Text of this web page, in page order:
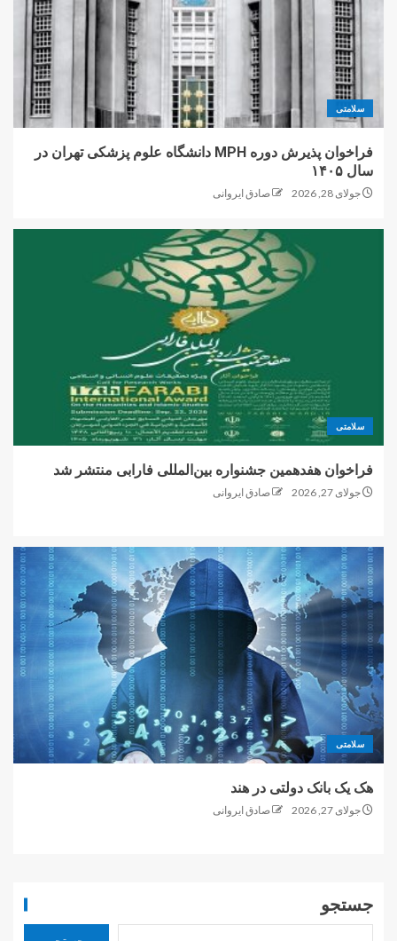
سلامتی
فراخوان پذیرش دوره MPH دانشگاه علوم پزشکی تهران در
سال ۱۴۰۵
جولای 28, 2026 صادق ایروانی
سلامتی
فراخوان هفدهمین جشنواره بین‌المللی فارابی منتشر شد
جولای 27, 2026 صادق ایروانی
سلامتی
هک یک بانک دولتی در هند
جولای 27, 2026 صادق ایروانی
جستجو